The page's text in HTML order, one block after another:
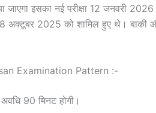
जाएगा इसका नई परीक्षा 12 जनवरी 2026
8 अक्टूबर 2025 को शामिल हुए थे।
Examination Pattern :-
अवधि 90 मिनट होगी।